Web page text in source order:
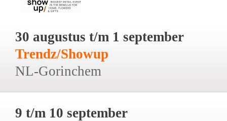
30 augustus t/m 1 september
Trendz/Showup
NL-Gorinchem
9 t/m 10 september